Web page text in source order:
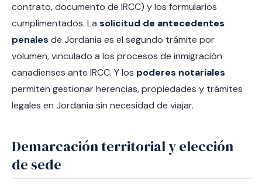
contrato, documento de IRCC) y los formularios
cumplimentados. La solicitud de antecedentes
penales de Jordania es el segundo trámite por
volumen, vinculado a los procesos de inmigración
canadienses ante IRCC. Y los poderes notariales
permiten gestionar herencias, propiedades y trámites
legales en Jordania sin necesidad de viajar.
Demarcación territorial y elección
de sede